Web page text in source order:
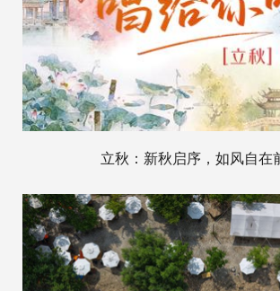
立秋：新秋启序，如风自在